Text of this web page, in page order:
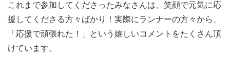
これまで参加してくださったみなさんは、笑顔で元気に応
援してくださる方々ばかり！実際にランナーの方々から、
「応援で頑張れた！」という嬉しいコメントをたくさん頂
けています。